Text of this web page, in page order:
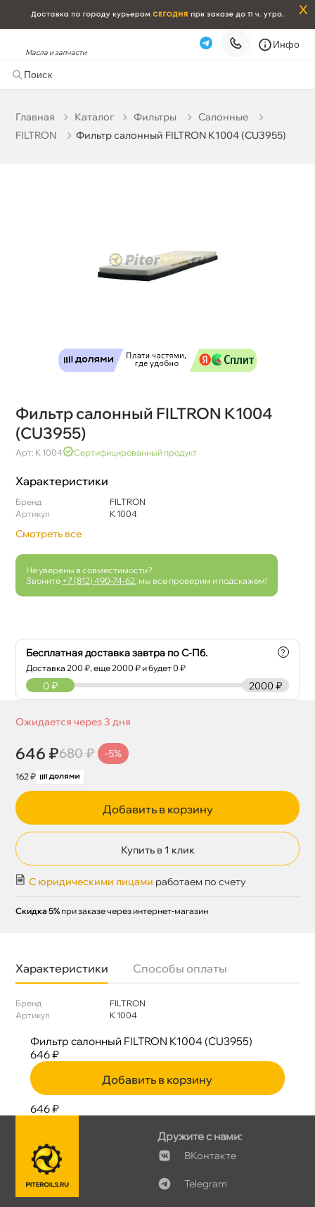
x
Масла и запчасти
Инфо
Главная Катало Фильтры
Салонные
FILTRON
Фильтр салонный FILTRON K1004 (CU3955)
Фильтр салонный FILTRON K1004
(CU3955)
Арт: K 1004 Сертифицированный продукт
Характеристики
Бренд
FILTRON
Артикул
K 1004
Смотреть все
Не уверены в совместимости?
Звоните +7 (812) 490-74-62 , мы все проверим и подскажем!
Бесплатная доставка завтра по С-Пб.
Доставка200 ₽, еще2000 ₽ и будет 0 ₽
?
2000 ₽
0 ₽
Ожидается через 3 дня
646 ₽680 ₽ -5%
162 ₽
Добавить в корзину
Купить в 1 клик
С юридическими лицами работаем по счету
Скидка 5% при заказе через интернет-магазин
Характеристики Способы оплаты
Бренд
FILTRON
Артикул
K 1004
Фильтр салонный FILTRON K1004 (CU3955)
646 ₽
Добавить в корзину
646 ₽
Дружите с нами:
Контакте
Telegram